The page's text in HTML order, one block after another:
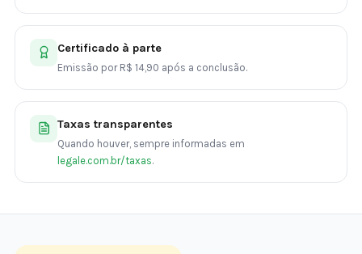
Certificado à parte
Emissão por R$ 14,90 após a conclusão.
Taxas transparentes
Quando houver, sempre informadas em
legale.com.br/taxas.